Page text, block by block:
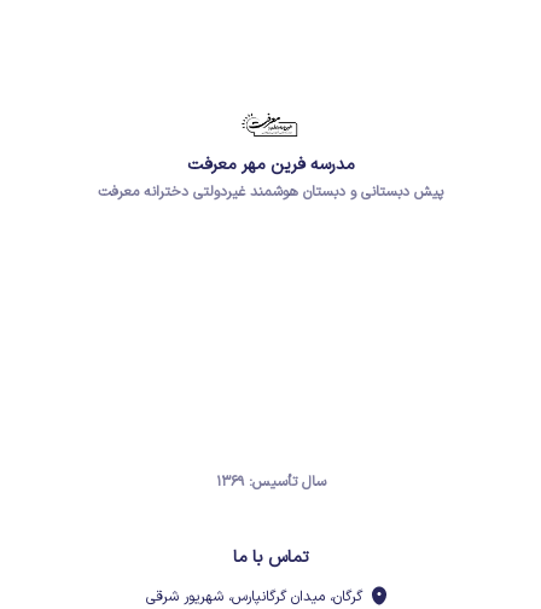
مدرسه فرین مهر معرفت
پیش دبستانی و دبستان هوشمند غیردولتی دخترانه معرفت
سال تأسیس: ۱۳۶۹
تماس با ما
گرگان، میدان گرگانپارس، شهریور شرقی